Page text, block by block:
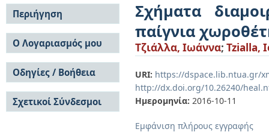
Σχήματα
παίγνια
Τζιάλλα, Ιωάννα; Tzialla,
URI: https://dspace.lib.ntua.gr/
http://dx.doi.org/10.26240/
Ημερομηνία: 2016-10-11
Εμφάνιση πλήρους εγγραφής
Περιήγηση
Σε όλο το DSpace
Κοινότητες & Συλλογές
Ανά Ημερομηνία
Έκδοσης
Συγγραφείς
Τίτλοι
Θέματα
Ο Λογαριασμός μου
Σύνδεση
Εγγραφή
Οδηγίες / Βοήθεια
Οδηγίες Υποβολής
Οδηγίες Χρήσης ΙΑ
Συχνές Ερωτήσεις
Σχετικοί Σύνδεσμοι